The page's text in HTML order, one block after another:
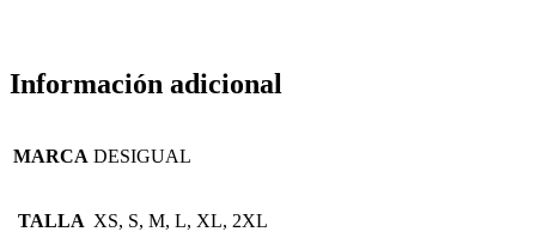
Información adicional
MARCA DESIGUAL
TALLA XS, S, M, L, XL, 2XL